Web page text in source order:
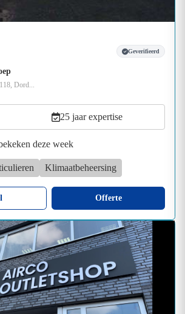
Geverifieerd
Dord...
25 jaar expertise
deze week
Klimaatbeheersing
Offerte